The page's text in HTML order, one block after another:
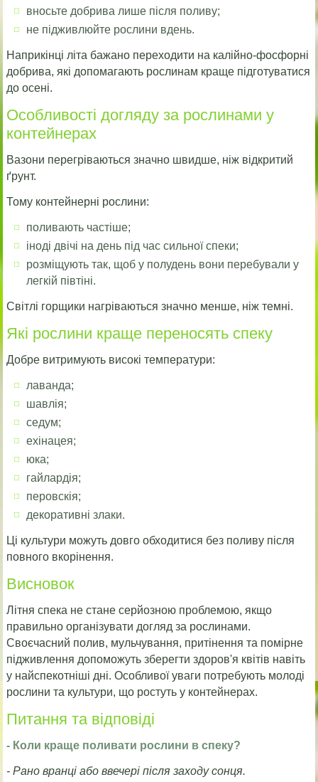
вносьте добрива лише після поливу;
не підживлюйте рослини вдень.
Наприкінці літа бажано переходити на калійно-фосфорні
добрива, які допомагають рослинам краще підготуватися
до осені.
Особливості догляду за рослинами у
контейнерах
Вазони перегріваються значно швидше, ніж відкритий
ґрунт.
Тому контейнерні рослини:
поливають частіше;
іноді двічі на день під час сильної спеки;
розміщують так, щоб у полудень вони перебували у
легкій півтіні.
Світлі горщики нагріваються значно менше, ніж темні.
Які рослини краще переносять спеку
Добре витримують високі температури:
лаванда;
шавлія;
седум;
ехінацея;
юка;
гайлардія;
перовскія;
декоративні злаки.
Ці культури можуть довго обходитися без поливу після
повного вкорінення.
Висновок
Літня спека не стане серйозною проблемою, якщо
правильно організувати догляд за рослинами.
Своєчасний полив, мульчування, притінення та помірне
підживлення допоможуть зберегти здоров'я квітів навіть
у найспекотніші дні. Особливої уваги потребують молоді
рослини та культури, що ростуть у контейнерах.
Питання та відповіді
- Коли краще поливати рослини в спеку?
- Рано вранці або ввечері після заходу сонця.